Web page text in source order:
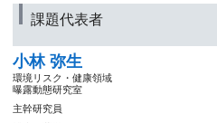
課題代表者
小林 弥生
環境リスク・健康領域
曝露動態研究室
主幹研究員